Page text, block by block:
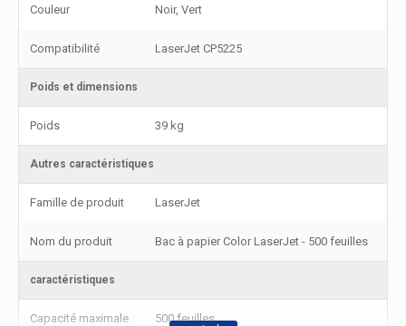
Couleur Noir, Vert
Compatibilité LaserJet CP5225
Poids et dimensions
Poids 39 kg
Autres caractéristiques
Famille de produit LaserJet
Nom du produit Bac à papier Color LaserJet - 500 feuilles
caractéristiques
Capacité maximale 500 feuilles